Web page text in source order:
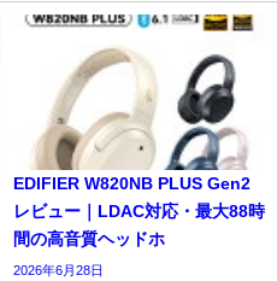
EDIFIER W820NB PLUS Gen2
レビュー｜LDAC対応・最大88時
間の高音質ヘッドホ
2026年6月28日